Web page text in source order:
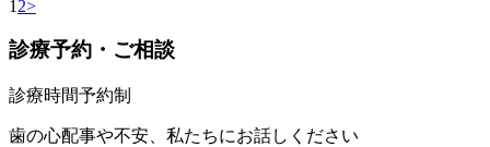
1 2>
診療予約・ご相談
診療時間予約制
歯の心配事や不安、私たちにお話しください